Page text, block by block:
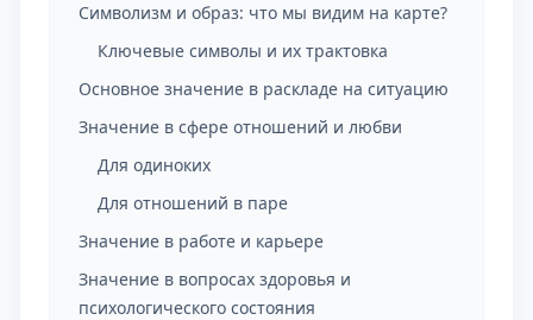
Символизм и образ: что мы видим на карте?
Ключевые символы и их трактовка
Основное значение в раскладе на ситуацию
Значение в сфере отношений и любви
Для одиноких
Для отношений в паре
Значение в работе и карьере
Значение в вопросах здоровья и
психологического состояния